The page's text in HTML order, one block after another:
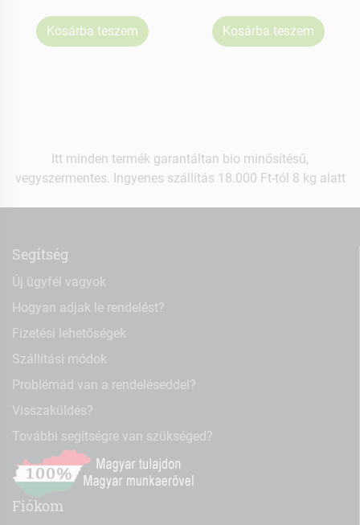
Kosárba teszem Kosárba teszem
Itt minden termék garantáltan bio minősítésű,
vegyszermentes. Ingyenes szállítás 18.000 Ft-tól 8 kg alatt
Segítség
Új ügyfél vagyok
Hogyan adjak le rendelést?
Fizetési lehetőségek
Szállítási módok
Problémád van a rendeléseddel?
Visszaküldés?
További segítségre van szükséged?
Fiókom